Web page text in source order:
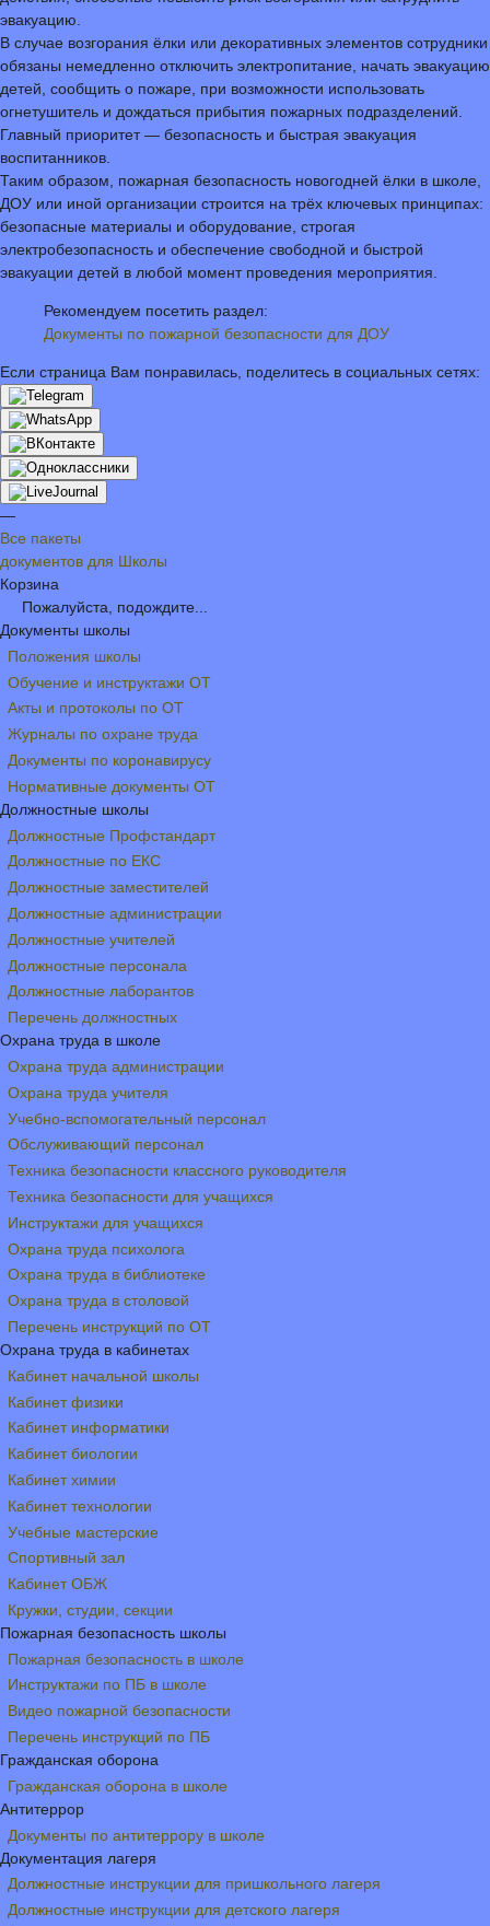
эвакуацию.
В случае возгорания ёлки или декоративных элементов сотрудники
обязаны немедленно отключить электропитание, начать эвакуацию
детей, сообщить о пожаре, при возможности использовать
огнетушитель и дождаться прибытия пожарных подразделений.
Главный приоритет — безопасность и быстрая эвакуация
воспитанников.
Таким образом, пожарная безопасность новогодней ёлки в школе,
ДОУ или иной организации строится на трёх ключевых принципах:
безопасные материалы и оборудование, строгая
электробезопасность и обеспечение свободной и быстрой
эвакуации детей в любой момент проведения мероприятия.
Рекомендуем посетить раздел:
Документы по пожарной безопасности для ДОУ
Если страница Вам понравилась, поделитесь в социальных сетях:
—
Все пакеты
документов для Школы
Корзина
Пожалуйста, подождите...
Документы школы
Положения школы
Обучение и инструктажи ОТ
Акты и протоколы по ОТ
Журналы по охране труда
Документы по коронавирусу
Нормативные документы ОТ
Должностные школы
Должностные Профстандарт
Должностные по ЕКС
Должностные заместителей
Должностные администрации
Должностные учителей
Должностные персонала
Должностные лаборантов
Перечень должностных
Охрана труда в школе
Охрана труда администрации
Охрана труда учителя
Учебно-вспомогательный персонал
Обслуживающий персонал
Техника безопасности классного руководителя
Техника безопасности для учащихся
Инструктажи для учащихся
Охрана труда психолога
Охрана труда в библиотеке
Охрана труда в столовой
Перечень инструкций по ОТ
Охрана труда в кабинетах
Кабинет начальной школы
Кабинет физики
Кабинет информатики
Кабинет биологии
Кабинет химии
Кабинет технологии
Учебные мастерские
Спортивный зал
Кабинет ОБЖ
Кружки, студии, секции
Пожарная безопасность школы
Пожарная безопасность в школе
Инструктажи по ПБ в школе
Видео пожарной безопасности
Перечень инструкций по ПБ
Гражданская оборона
Гражданская оборона в школе
Антитеррор
Документы по антитеррору в школе
Документация лагеря
Должностные инструкции для пришкольного лагеря
Должностные инструкции для детского лагеря